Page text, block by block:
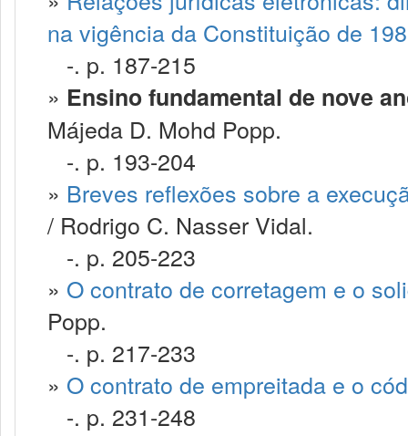
na vigência da Constituição de
-. p. 187-215
» Ensino fundamental de nove
Májeda D. Mohd Popp.
-. p. 193-204
» Breves reflexões sobre a
/ Rodrigo C. Nasser Vidal.
-. p. 205-223
» O contrato de corretagem e o
Popp.
-. p. 217-233
» O contrato de empreitada e o
-. p. 231-248